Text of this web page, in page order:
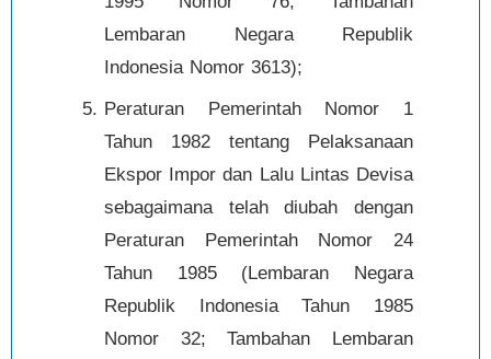
Lembaran Negara Republik
Indonesia Nomor 3613);
Peraturan Pemerintah Nomor 1
Tahun 1982 tentang Pelaksanaan
Ekspor Impor dan Lalu Lintas Devisa
sebagaimana telah diubah dengan
Peraturan Pemerintah Nomor 24
Tahun 1985 (Lembaran Negara
Republik Indonesia Tahun 1985
Nomor 32; Tambahan Lembaran